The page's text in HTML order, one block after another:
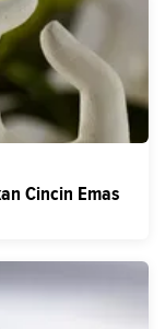
Cincin Emas